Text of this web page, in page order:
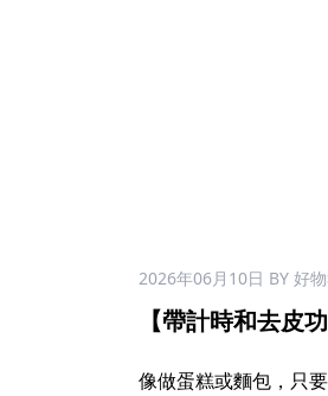
2026年06月10日 BY 好
【帶計時和去皮
像做蛋糕或麵包，只